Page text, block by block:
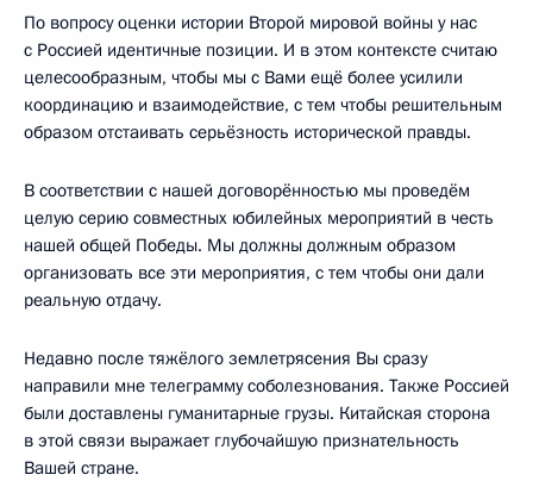
По вопросу оценки истории Второй мировой войны у нас
с Россией идентичные позиции. И в этом контексте считаю
целесообразным, чтобы мы с Вами ещё более усилили
координацию и взаимодействие, с тем чтобы решительным
образом отстаивать серьёзность исторической правды.
В соответствии с нашей договорённостью мы проведём
целую серию совместных юбилейных мероприятий в честь
нашей общей Победы. Мы должны должным образом
организовать все эти мероприятия, с тем чтобы они дали
реальную отдачу.
Недавно после тяжёлого землетрясения Вы сразу
направили мне телеграмму соболезнования. Также Россией
были доставлены гуманитарные грузы. Китайская сторона
в этой связи выражает глубочайшую признательность
Вашей стране.